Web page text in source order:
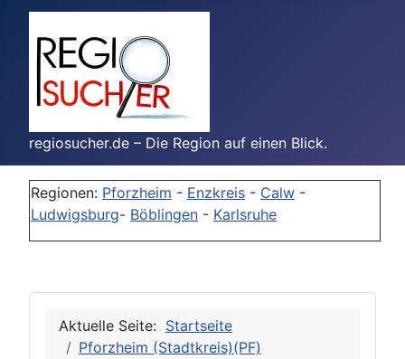
regiosucher.de – Die Region auf einen Blick.
Regionen: Pforzheim - Enzkreis - Calw -
Ludwigsburg- Böblingen - Karlsruhe
Aktuelle Seite: Startseite
Pforzheim (Stadtkreis)(PF)